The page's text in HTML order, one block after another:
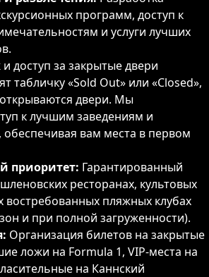
программ, доступ к
и услуги лучших
доступ за закрытые двери
табличку «Sold Out» или «Closed»,
открываются двери. Мы
к лучшим заведениям и
вам места в первом
приоритет: Гарантированный
ресторанах, культовых
востребованных пляжных клубах
и при полной загруженности).
Организация билетов на закрытые
ложи на Formula 1, VIP-места на
на Каннский